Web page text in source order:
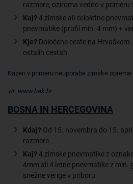
razmere, oziroma vedno v primeru
Kaj? 4 zimske ali celoletne
pnevmatike (profil min. 4 mm) +
Kje? Določene ceste na
ostalih cestah.
Kazen v primeru neuporabe zimske opreme
vir: www.hak.hr
BOSNA IN HERCEGOVINA
Kdaj? Od 15. novembra do 15.
razmere.
Kaj? 4 zimske pnevmatike z
4mm ali 4 letne pnevmatike z min.
snežne verige v priboru